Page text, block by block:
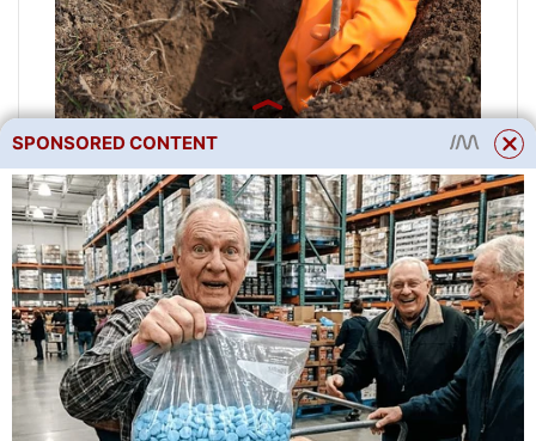
Výsadba hrušek na jaře se
provádí před začátkem toku
mízy a zlomu pupenů
Na podzim
Podzimní výsadba dané
plodiny má následující výhody:
kořenový systém je
SPONSORED CONTENT